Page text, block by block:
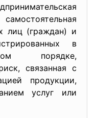
лиц (граждан) и
в
порядке,
связанная с
продукции,
услуг или